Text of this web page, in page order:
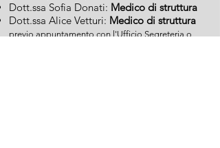
Dott.ssa Sofia Donati: Medico di struttura
Dott.ssa Alice Vetturi: Medico di struttura
previo appuntamento con l'Ufficio Segreteria o